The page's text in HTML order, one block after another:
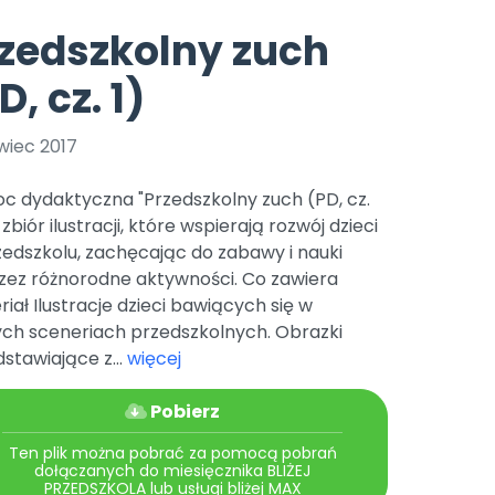
Archiwalne numery
Pomoc
Nowości
Promocje
czerwca 2024 r. uzyskała
r. Nr decyzji:
Online.
Bliżej Pieska
Pomoc zwierzętom
Książka (dla) Przedszkolaka
TikTok
Zobacz nas na TikToku
YouTube
zuch
cz. 1)
2017
dydaktyczna "Przedszkolny zuch (PD, cz.
zbiór ilustracji, które wspierają rozwój dzieci
zachęcając do zabawy i nauki
różnorodne aktywności. Co zawiera
Ilustracje dzieci bawiących się w
sceneriach przedszkolnych. Obrazki
z... więcej
Pobierz
Ten plik można pobrać za pomocą pobrań
dołączanych do miesięcznika BLIŻEJ
PRZEDSZKOLA lub usługi bliżej MAX